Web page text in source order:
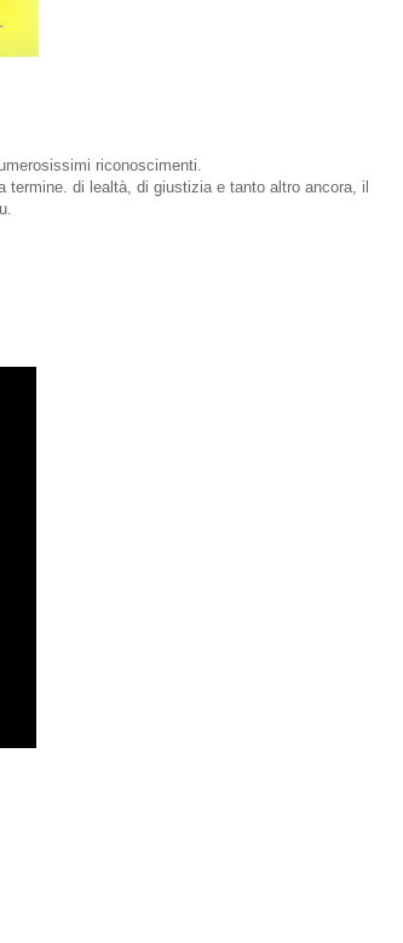
riconoscimenti.
di lealtà, di giustizia e tanto altro ancora, il